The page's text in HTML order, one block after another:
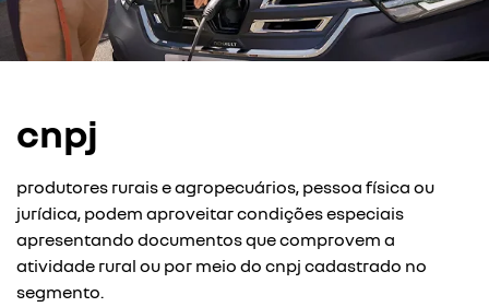
cnpj
produtores rurais e agropecuários, pessoa física ou
jurídica, podem aproveitar condições especiais
apresentando documentos que comprovem a
atividade rural ou por meio do cnpj cadastrado no
segmento.